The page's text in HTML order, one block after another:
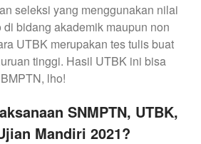
seleksi yang menggunakan nilai
di bidang akademik maupun non
UTBK merupakan tes tulis buat
tinggi. Hasil UTBK ini bisa
lho!
SNMPTN, UTBK,
Mandiri 2021?